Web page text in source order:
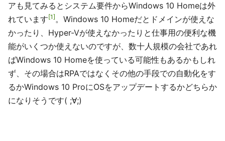
アも見てみるとシステム要件からWindows 10 Homeは外
れています 1 。Windows 10 Homeだとドメインが使えな
かったり、Hyper-Vが使えなかったりと仕事用の便利な機
能がいくつか使えないのですが、数十人規模の会社であれ
ばWindows 10 Homeを使っている可能性もあるかもしれ
ず、その場合はRPAではなくその他の手段での自動化をす
るかWindows 10 ProにOSをアップデートするかどちらか
になりそうです( ;∀;)